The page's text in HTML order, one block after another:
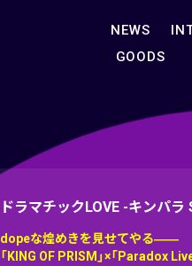
NEWS
GOODS
ドラマチックLOVE -キンパ
dopeな煌めきを見せてやる――
「KING OF PRISM」×「Paradox